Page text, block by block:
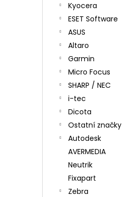
Kyocera
ESET Software
ASUS
Altaro
Garmin
Micro Focus
SHARP / NEC
i-tec
Dicota
Ostatní značky
Autodesk
AVERMEDIA
Neutrik
Fixapart
Zebra